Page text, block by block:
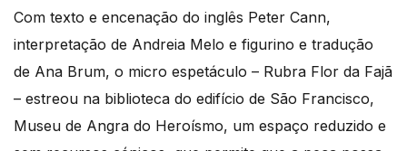
Com texto e encenação do inglês Peter Cann,
interpretação de Andreia Melo e figurino e tradução
de Ana Brum, o micro espetáculo – Rubra Flor da Fajã
– estreou na biblioteca do edifício de São Francisco,
Museu de Angra do Heroísmo, um espaço reduzido e